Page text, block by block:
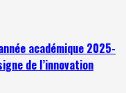
académique 2025-
de l’innovation